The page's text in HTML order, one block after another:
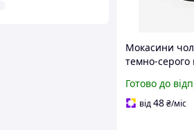
Мокасини
темно-серого
Готово до
від48₴/міс